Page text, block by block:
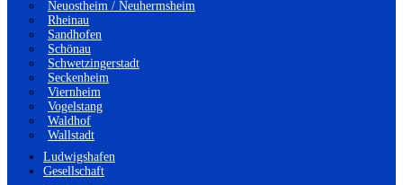
Neuostheim / Neuhermsheim
Rheinau
Sandhofen
Schönau
Schwetzingerstadt
Seckenheim
Viernheim
Vogelstang
Waldhof
Wallstadt
Ludwigshafen
Gesellschaft